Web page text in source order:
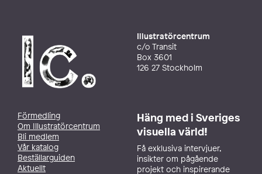
Illustratörcentrum
c/o Transit
Box 3601
126 27 Stockholm
Förmedling
Om Illustratörcentrum
Bli medlem
Vår katalog
Beställarguiden
Aktuellt
Häng med i Sveriges
visuella värld!
Få exklusiva intervjuer,
insikter om pågående
projekt och inspirerande